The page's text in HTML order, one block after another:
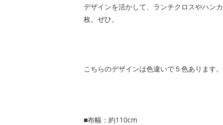
デザインを活かして、ランチクロスやハン
枚。ぜひ。
こちらのデザインは色違いで５色あります。
■布幅：約110cm